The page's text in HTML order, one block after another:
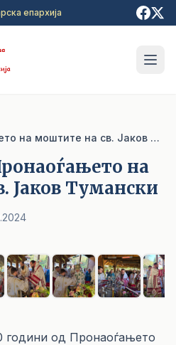
епархија
10 години од Пронаоѓањето на моштите на св. Јаков Тумански
на
Јаков Тумански
години од Пронаоѓањето